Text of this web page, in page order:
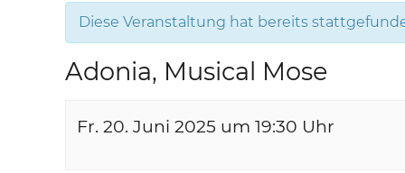
Diese Veranstaltung hat bereits
Adonia, Musical Mose
Fr. 20. Juni 2025 um 19:30 Uhr